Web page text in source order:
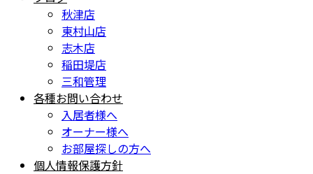
秋津店
東村山店
志木店
稲田堤店
三和管理
各種お問い合わせ
入居者様へ
オーナー様へ
お部屋探しの方へ
個人情報保護方針